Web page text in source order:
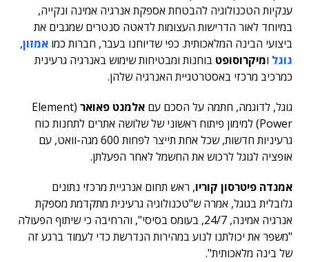
ענקיות הטכנולוגיה להבטחת אספקת אנרגיה אמינה ונקייה,
במיוחד לאור הדרישות העצומות לדאטה סנטרים שמגבים את
ביצועי הבינה המלאכותית. כפי שדיוחנו בעבר, חברות כמו אמזון,
גוגל ומיקרוסופט בוחנות ומבטיחות שימוש באנרגיה גרעינית
כמרכיב מרכזי באסטרטגיית האנרגיה שלהן.
גוגל, לדוגמה, חתמה על הסכם עם אלמנט פאואר (Element
Power) למימון פיתוח ראשוני של שלושה אתרים לתחנות כוח
גרעיניות חדשות, שכל אחת תייצר לפחות 600 מגה-וואט, עם
אופציה לגוגל לרכוש את החשמל לאחר הפעלתן.
אמנדה פיטרסון קוריו, ראש תחום אנרגיית מרכזי נתונים
גלובלית בגוגל, אמרה ש"טכנולוגיה גרעינית מתקדמת מספקת
אנרגיה אמינה, 24/7, בעומס בסיסי", והרחיבה כי שיתוף הפעולה
"משפר את יכולתנו לנוע במהירות הנדרשת כדי לעמוד ברגע זה
של בינה מלאכותית".